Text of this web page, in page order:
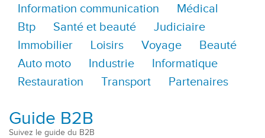
Information communication
Médical
Btp
Santé et beauté
Judiciaire
Immobilier
Loisirs Voyage
Beauté
Auto moto
Industrie
Informatique
Restauration
Transport Partenaires
Guide B2B
Suivez le guide du B2B